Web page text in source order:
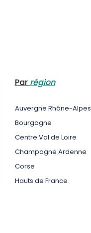
Par région
Auvergne Rhône-Alpes
Bourgogne
Centre Val de Loire
Champagne Ardenne
Corse
Hauts de France